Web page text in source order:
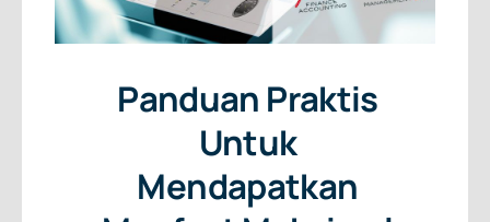
Panduan Praktis
Untuk
Mendapatkan